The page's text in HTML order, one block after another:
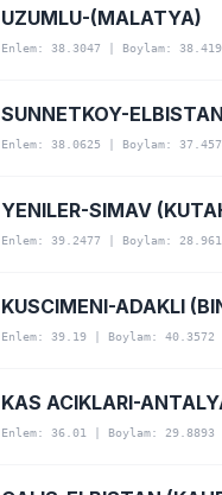
UZUMLU-(MALATYA)
Enlem: 38.3047 | Boylam:
SUNNETKOY-
Enlem: 38.0625 | Boylam:
YENILER-SIMAV
Enlem: 39.2477 | Boylam: 28.961
KUSCIMENI-ADAKLI
Enlem: 39.19 | Boylam: 40.3572
KAS ACIKLARI-
Enlem: 36.01 | Boylam: 29.8893